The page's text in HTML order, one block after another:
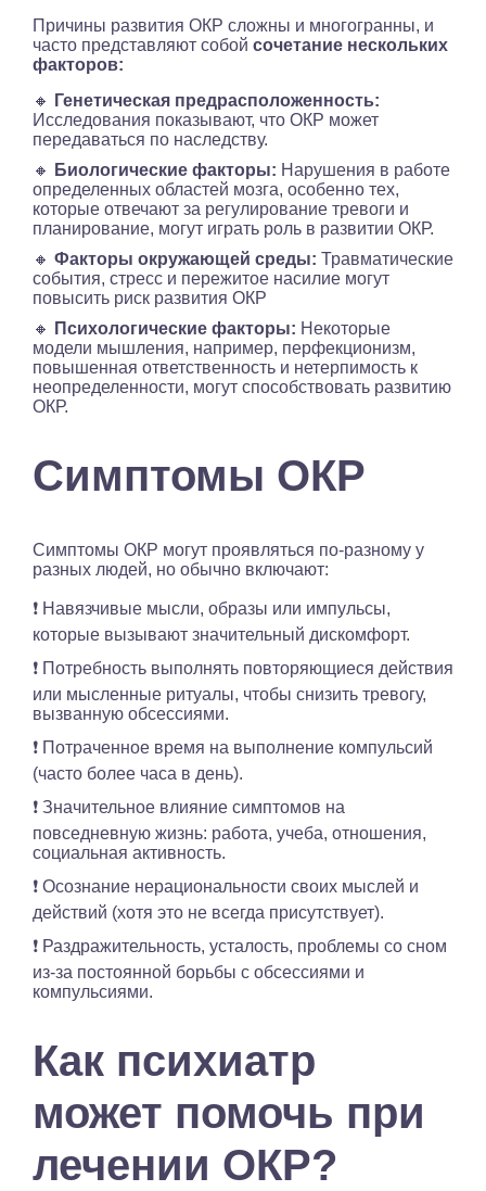
Причины развития ОКР сложны и многогранны, и
часто представляют собой сочетание нескольких
факторов:
🔸
Генетическая предрасположенность:
Исследования показывают, что ОКР может
передаваться по наследству.
🔸
Биологические факторы: Нарушения в работе
определенных областей мозга, особенно тех,
которые отвечают за регулирование тревоги и
планирование, могут играть роль в развитии ОКР.
🔸 Факторы окружающей среды: Травматические
события, стресс и пережитое насилие могут
повысить риск развития ОКР
🔸
Психологические факторы: Некоторые
модели мышления, например, перфекционизм,
повышенная ответственность и нетерпимость к
неопределенности, могут способствовать развитию
ОКР.
Симптомы ОКР
Симптомы ОКР могут проявляться по-разному у
разных людей, но обычно включают:
❗️ Навязчивые мысли, образы или импульсы,
которые вызывают значительный дискомфорт.
❗️ Потребность выполнять повторяющиеся действия
или мысленные ритуалы, чтобы снизить тревогу,
вызванную обсессиями.
❗️ Потраченное время на выполнение компульсий
(часто более часа в день).
❗️ Значительное влияние симптомов на
повседневную жизнь: работа, учеба, отношения,
социальная активность.
❗️ Осознание нерациональности своих мыслей и
действий (хотя это не всегда присутствует).
❗️ Раздражительность, усталость, проблемы со сном
из-за постоянной борьбы с обсессиями и
компульсиями.
Как психиатр
может помочь при
лечении ОКР?